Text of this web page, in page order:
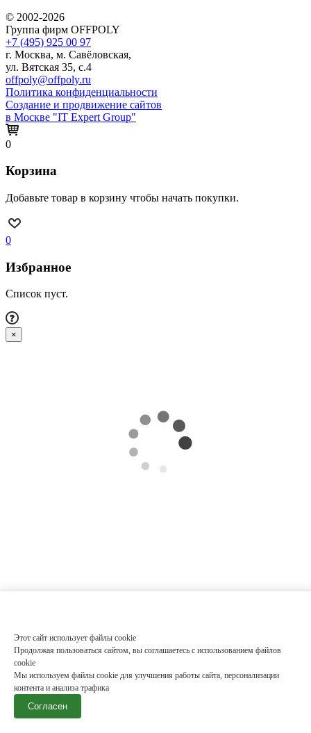
© 2002-2026
Группа фирм OFFPOLY
+7 (495) 925 00 97
г. Москва, м. Савёловская,
ул. Вятская 35, с.4
offpoly@offpoly.ru
Политика конфиденциальности
Создание и продвижение сайтов
в Москве "IT Expert Group"
Этот сайт использует файлы cookie
Продолжая пользоваться сайтом, вы соглашаетесь с использованием файлов
cookie
Мы используем файлы cookie для улучшения работы сайта, персонализации
контента и анализа трафика
Согласен
0
Корзина
Добавьте товар в корзину чтобы начать покупки.
0
Избранное
Список пуст.
×